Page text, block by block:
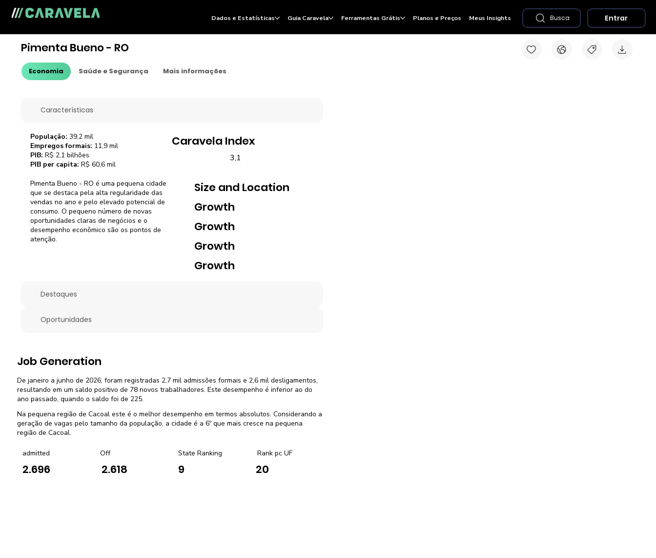
Características
Pimenta Bueno - RO é uma pequena cidade
que se destaca pela alta regularidade das
vendas no ano e pelo elevado potencial de
consumo. O pequeno número de novas
oportunidades claras de negócios e o
desempenho econômico são os pontos de
atenção.
Caravela Index
3,1
Size and Location
Growth
Growth
Growth
Growth
População: 39,2 mil
Empregos formais: 11,9 mil
PIB: R$ 2,1 bilhões
PIB per capita: R$ 60,6 mil
Destaques
Oportunidades
Job Generation
De janeiro a junho de 2026, foram registradas 2,7 mil admissões formais e 2,6 mil desligamentos,
resultando em um saldo positivo de 78 novos trabalhadores. Este desempenho é inferior ao do
ano passado, quando o saldo foi de 225.
Na pequena região de Cacoal este é o melhor desempenho em termos absolutos. Considerando a
geração de vagas pelo tamanho da população, a cidade é a 6º que mais cresce na pequena
região de Cacoal.
admitted
2.696
Off
2.618
State Ranking
9
Rank pc UF
20
Economia Saúde e Segurança Mais informações
Pimenta Bueno - RO
Dados e Estatísticas Guia Caravela Ferramentas Grátis Planos e Preços Meus Insights Busca Entrar